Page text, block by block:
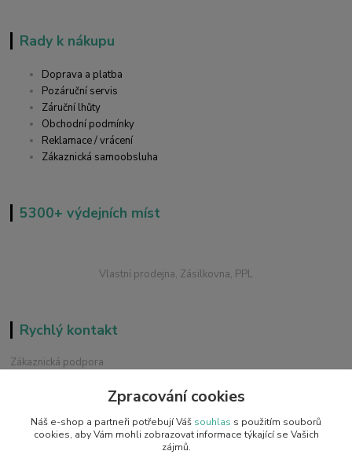
Rady k nákupu
Doprava a platba
Pozáruční servis
Záruční lhůty
Obchodní podmínky
Reklamace / vrácení
Zákaznická samoobsluha
5300+ výdejních míst
Vlastní prodejna, Zásilkovna, PPL
Rychlý kontakt
Zákaznická podpora
Chat / Online podpora - 24/7
info@emobilky.cz
Zpracování cookies
Náš e-shop a partneři potřebují Váš souhlas s použitím souborů
cookies, aby Vám mohli zobrazovat informace týkající se Vašich
zájmů.